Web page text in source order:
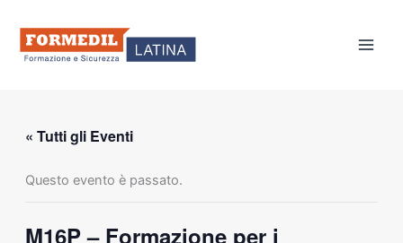
contenuto
« Tutti gli Eventi
Questo evento è passato.
M16P – Formazione per i